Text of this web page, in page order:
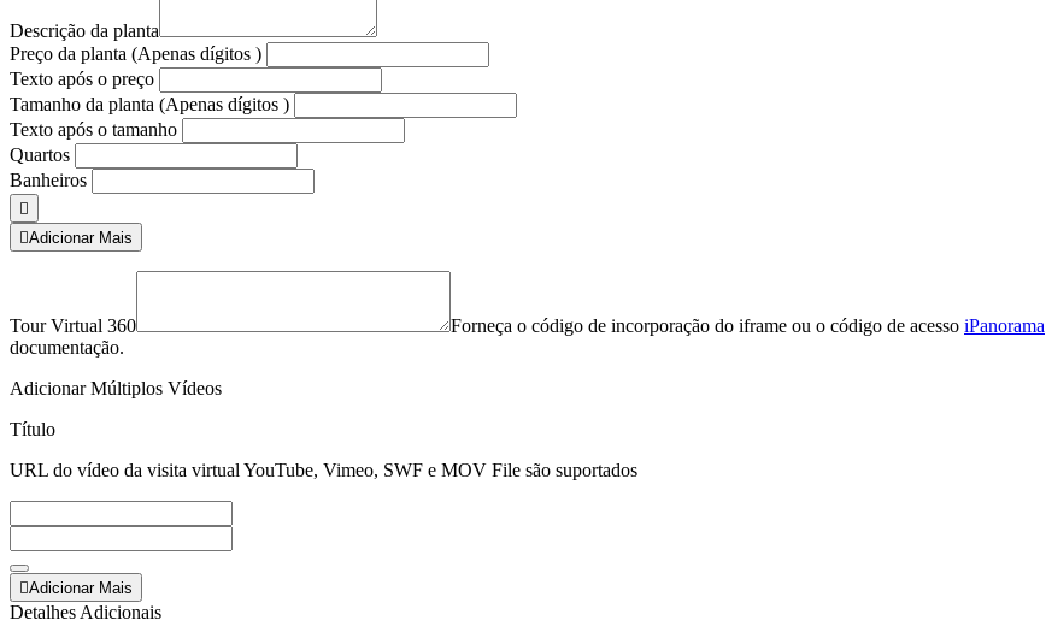
Descrição da planta
Preço da planta (Apenas dígitos )
Texto após o preço
Tamanho da planta (Apenas dígitos )
Texto após o tamanho
Quartos
Banheiros
Adicionar Mais
Tour Virtual 360 Forneça o código de incorporação do iframe ou o código de acesso iPanorama
documentação.
Adicionar Múltiplos Vídeos
Título
URL do vídeo da visita virtual YouTube, Vimeo, SWF e MOV File são suportados
Adicionar Mais
Detalhes Adicionais